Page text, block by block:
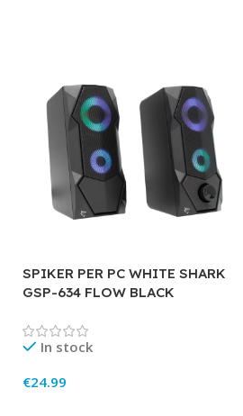
SPIKER PER PC WHITE SHARK
GSP-634 FLOW BLACK
In stock
€24.99